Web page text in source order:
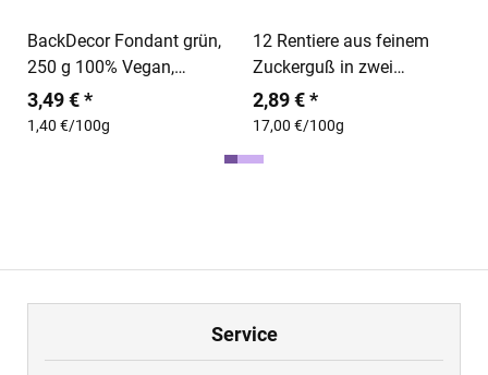
BackDecor Fondant grün,
250 g 100% Vegan,
Palmölfrei, Reißfest
3,49 € *
1,40 €/100g
12 Rentiere aus feinem
Zuckerguß in zwei
Varianten und Sterne
2,89 € *
17,00 €/100g
Service